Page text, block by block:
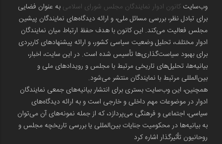
وب‌سایتکانون ادوار نمایندگان مجلس شورای اسلامی به عنوان فضایی
برای تبادل نظر، بررسی مسائل ملی، و ارائه دیدگاه‌های نمایندگان پیشین
مجلس فعالیت می‌کند. این کانون با هدف حفظ ارتباط میان نمایندگان
ادوار مختلف، تحلیل وضعیت سیاسی کشور، و ارائه پیشنهادهای کاربردی
برای بهبود سیاست‌گذاری‌ها تأسیس شده است. در این سایت، اخبار،
بیانیه‌ها، تحلیل‌های تاریخی مرتبط با مجلس و رویدادهای ملی و
بین‌المللی مرتبط با نمایندگان منتشر می‌شود.
همچنین، این وب‌سایت بستری برای انتشار بیانیه‌های جمعی نمایندگان
ادوار در موضوعات مهم داخلی و خارجی است و به ارائه دیدگاه‌های
سیاسی، اجتماعی و فرهنگی می‌پردازد، که از جمله نمونه‌های آن می‌توان
به بیانیه‌ها در محکومیت جنایات بین‌المللی یا بررسی تاریخچه مجلس و
روحانیون تأثیرگذار اشاره کرد